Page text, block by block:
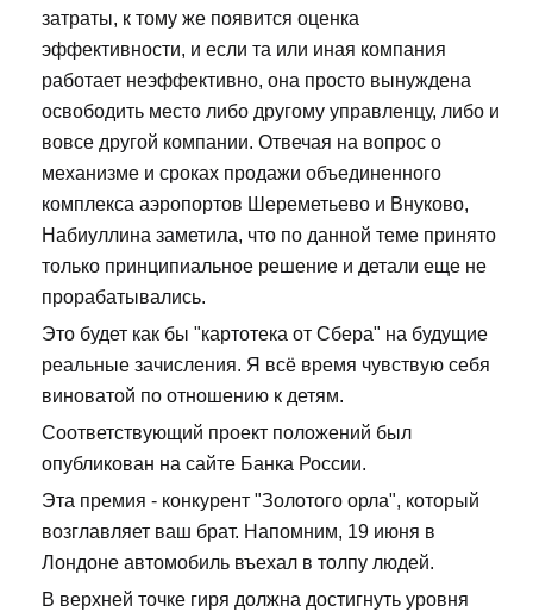
затраты, к тому же появится оценка
эффективности, и если та или иная компания
работает неэффективно, она просто вынуждена
освободить место либо другому управленцу, либо и
вовсе другой компании. Отвечая на вопрос о
механизме и сроках продажи объединенного
комплекса аэропортов Шереметьево и Внуково,
Набиуллина заметила, что по данной теме принято
только принципиальное решение и детали еще не
прорабатывались.
Это будет как бы "картотека от Сбера" на будущие
реальные зачисления. Я всё время чувствую себя
виноватой по отношению к детям.
Соответствующий проект положений был
опубликован на сайте Банка России.
Эта премия - конкурент "Золотого орла", который
возглавляет ваш брат. Напомним, 19 июня в
Лондоне автомобиль въехал в толпу людей.
В верхней точке гиря должна достигнуть уровня